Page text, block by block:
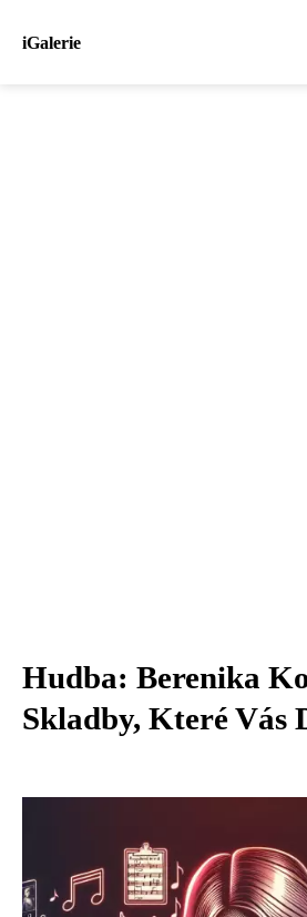
iGalerie
Hudba: Berenika
Skladby, Které Vás